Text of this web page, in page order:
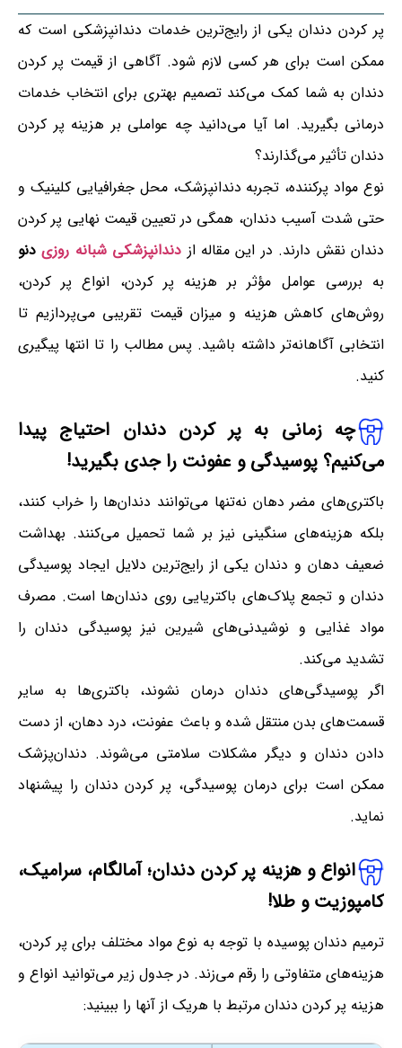
پر کردن دندان یکی از رایج‌ترین خدمات دندانپزشکی است که
ممکن است برای هر کسی لازم شود. آگاهی از قیمت پر کردن
دندان به شما کمک می‌کند تصمیم بهتری برای انتخاب خدمات
درمانی بگیرید. اما آیا می‌دانید چه عواملی بر هزینه پر کردن
دندان تأثیر می‌گذارند؟
نوع مواد پرکننده، تجربه دندانپزشک، محل جغرافیایی کلینیک و
حتی شدت آسیب دندان، همگی در تعیین قیمت نهایی پر کردن
دندان نقش دارند. در این مقاله از دندانپزشکی شبانه روزی دنو
به بررسی عوامل مؤثر بر هزینه پر کردن، انواع پر کردن،
روش‌های کاهش هزینه و میزان قیمت تقریبی می‌پردازیم تا
انتخابی آگاهانه‌تر داشته باشید. پس مطالب را تا انتها پیگیری
کنید.
چه زمانی به پر کردن دندان احتیاج پیدا
می‌کنیم؟ پوسیدگی و عفونت را جدی بگیرید!
باکتری‌های مضر دهان نه‌تنها می‌توانند دندان‌ها را خراب کنند،
بلکه هزینه‌های سنگینی نیز بر شما تحمیل می‌کنند. بهداشت
ضعیف دهان و دندان یکی از رایج‌ترین دلایل ایجاد پوسیدگی
دندان و تجمع پلاک‌های باکتریایی روی دندان‌ها است. مصرف
مواد غذایی و نوشیدنی‌های شیرین نیز پوسیدگی دندان را
تشدید می‌کند.
اگر پوسیدگی‌های دندان درمان نشوند، باکتری‌ها به سایر
قسمت‌های بدن منتقل شده و باعث عفونت، درد دهان، از دست
دادن دندان و دیگر مشکلات سلامتی می‌شوند. دندان‌پزشک
ممکن است برای درمان پوسیدگی، پر کردن دندان را پیشنهاد
نماید.
انواع و هزینه پر کردن دندان؛ آمالگام، سرامیک،
کامپوزیت و طلا!
ترمیم دندان پوسیده با توجه به نوع مواد مختلف برای پر کردن،
هزینه‌های متفاوتی را رقم می‌زند. در جدول زیر می‌توانید انواع و
هزینه پر کردن دندان مرتبط با هریک از آنها را ببینید: